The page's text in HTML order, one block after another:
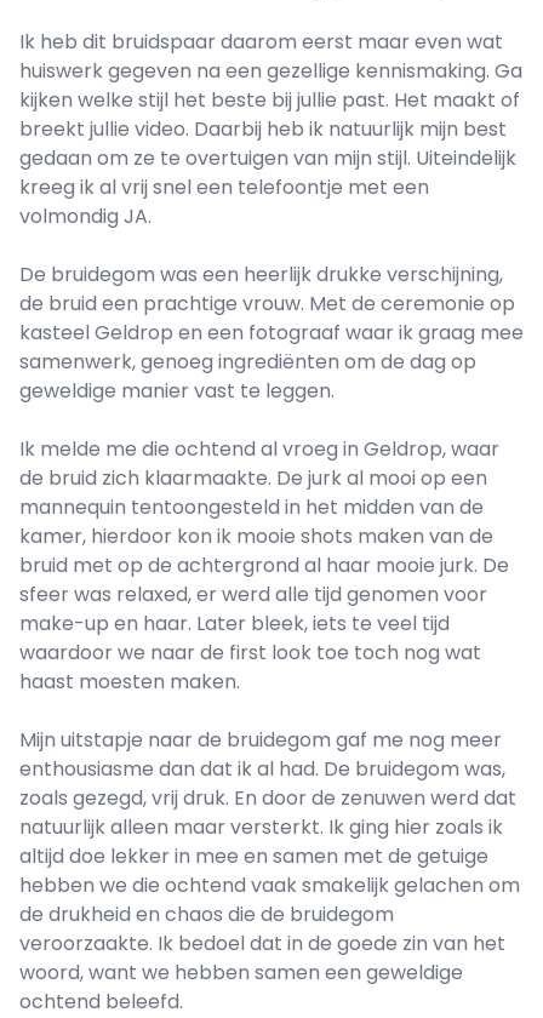
Ik heb dit bruidspaar daarom eerst maar even wat
huiswerk gegeven na een gezellige kennismaking. Ga
kijken welke stijl het beste bij jullie past. Het maakt of
breekt jullie video. Daarbij heb ik natuurlijk mijn best
gedaan om ze te overtuigen van mijn stijl. Uiteindelijk
kreeg ik al vrij snel een telefoontje met een
volmondig JA.
De bruidegom was een heerlijk drukke verschijning,
de bruid een prachtige vrouw. Met de ceremonie op
kasteel Geldrop en een fotograaf waar ik graag mee
samenwerk, genoeg ingrediënten om de dag op
geweldige manier vast te leggen.
Ik melde me die ochtend al vroeg in Geldrop, waar
de bruid zich klaarmaakte. De jurk al mooi op een
mannequin tentoongesteld in het midden van de
kamer, hierdoor kon ik mooie shots maken van de
bruid met op de achtergrond al haar mooie jurk. De
sfeer was relaxed, er werd alle tijd genomen voor
make-up en haar. Later bleek, iets te veel tijd
waardoor we naar de first look toe toch nog wat
haast moesten maken.
Mijn uitstapje naar de bruidegom gaf me nog meer
enthousiasme dan dat ik al had. De bruidegom was,
zoals gezegd, vrij druk. En door de zenuwen werd dat
natuurlijk alleen maar versterkt. Ik ging hier zoals ik
altijd doe lekker in mee en samen met de getuige
hebben we die ochtend vaak smakelijk gelachen om
de drukheid en chaos die de bruidegom
veroorzaakte. Ik bedoel dat in de goede zin van het
woord, want we hebben samen een geweldige
ochtend beleefd.